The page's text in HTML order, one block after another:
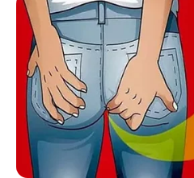
Descubre más
Famosos